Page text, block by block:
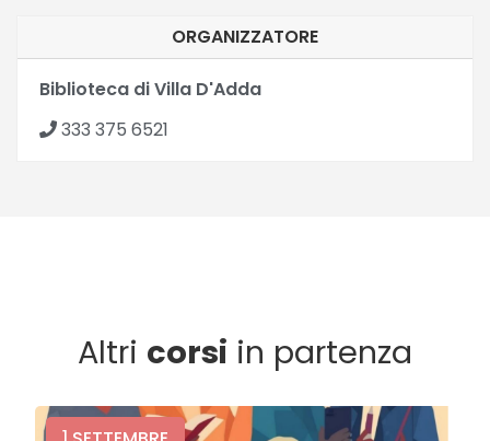
ORGANIZZATORE
Biblioteca di Villa D'Adda
333 375 6521
Altri corsi in partenza